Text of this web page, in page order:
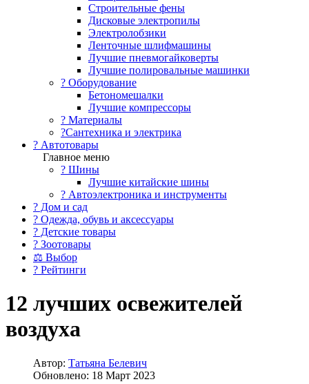
Строительные фены
Дисковые электропилы
Электролобзики
Ленточные шлифмашины
Лучшие пневмогайковерты
Лучшие полировальные машинки
?️ Оборудование
Бетономешалки
Лучшие компрессоры
? Материалы
?Сантехника и электрика
? Автотовары
Главное меню
? Шины
Лучшие китайские шины
? Автоэлектроника и инструменты
? Дом и сад
? Одежда, обувь и аксессуары
? Детские товары
? Зоотовары
⚖ Выбор
? Рейтинги
12 лучших освежителей
воздуха
Автор: Татьяна Белевич
Обновлено: 18 Март 2023